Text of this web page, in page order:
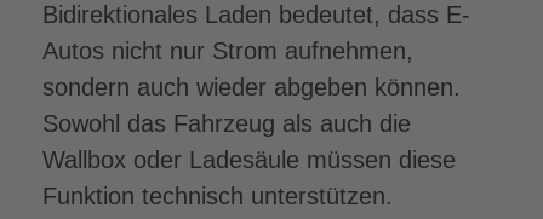
Bidirektionales Laden bedeutet, dass E-
Autos nicht nur Strom aufnehmen,
sondern auch wieder abgeben können.
Sowohl das Fahrzeug als auch die
Wallbox oder Ladesäule müssen diese
Funktion technisch unterstützen.